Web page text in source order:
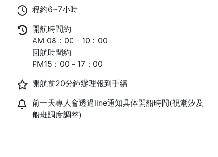
程約6~7小時
開航時間約
AM 08：00－10：00
回航時間約
PM15：00－17：00
開航前20分鐘辦理報到手續
前一天專人會透過line通知具体開船時間(視潮汐及
船班調度調整)